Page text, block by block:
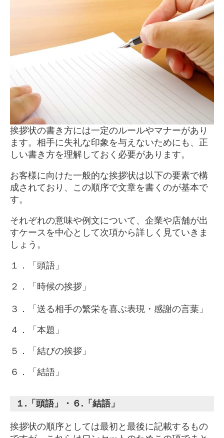
挨拶状の書き方には一定のルールやマナーがあり
ます。相手に失礼な印象を与えないためにも、正
しい書き方を理解しておく必要があります。
お客様に向けた一般的な挨拶状は以下の要素で構
成されており、この順序で文章を書くのが基本で
す。
それぞれの意味や例文について、企業や店舗が出
すケースを中心として次項から詳しく見ていきま
しょう。
１．「頭語」
２．「時候の挨拶」
３．「送る相手の繁栄を喜ぶ表現・感謝の言葉」
４．「本題」
５．「結びの挨拶」
６．「結語」
１.「頭語」・６.「結語」
挨拶状の順序としては最初と最後に記載するもの